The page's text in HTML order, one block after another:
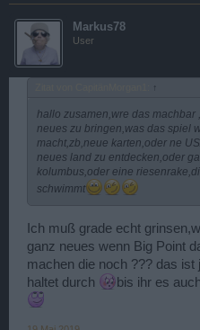
Markus78
User
↑
hallo zusamen,wre das machbar
neues zu bringen,was das spiel
macht,zb,neue karten,oder ne
neues land zu entdecken,oder
kolumbus,oder eine
schwimmt
Ich muß grade echt
ganz neues wenn Big Point
machen die noch ??? das ist
haltet durch
bis ihr es